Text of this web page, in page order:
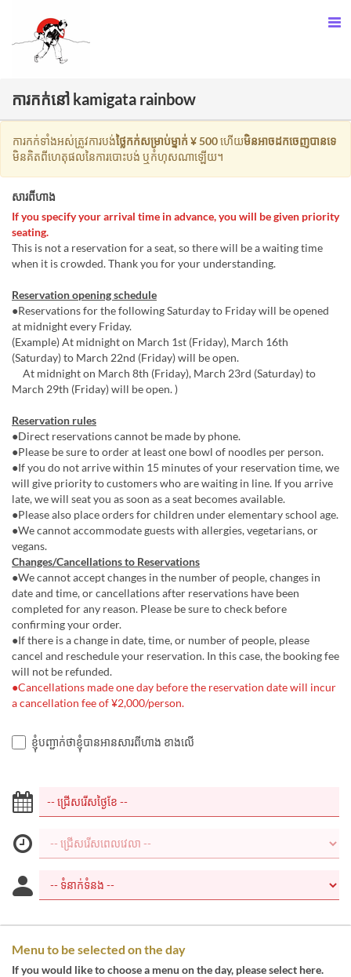
ការកក់នៅ kamigata rainbow
ការកក់ទាំងអស់ត្រូវការបង់ថ្លៃកក់សម្រាប់ម្នាក់ ¥ 500ហើយមិនអាចដកចេញបានទេ
មិនគិតពីហេតុផលនៃការបោះបង់ ឬកំហុសណាឡើយ។
សារពីហាង
If you specify your arrival time in advance, you will be given priority
seating.
This is not a reservation for a seat, so there will be a waiting time
when it is crowded. Thank you for your understanding.
Reservation opening schedule
●Reservations for the following Saturday to Friday will be opened
at midnight every Friday.
(Example) At midnight on March 1st (Friday), March 16th
(Saturday) to March 22nd (Friday) will be open.
At midnight on March 8th (Friday), March 23rd (Saturday) to
March 29th (Friday) will be open. )
Reservation rules
●Direct reservations cannot be made by phone.
●Please be sure to order at least one bowl of noodles per person.
●If you do not arrive within 15 minutes of your reservation time, we
will give priority to customers who are waiting in line. If you arrive
late, we will seat you as soon as a seat becomes available.
●Please also place orders for children under elementary school age.
●We cannot accommodate guests with allergies, vegetarians, or
vegans.
Changes/Cancellations to Reservations
●We cannot accept changes in the number of people, changes in
date and time, or cancellations after reservations have been
completed for any reason. Please be sure to check before
confirming your order.
●If there is a change in date, time, or number of people, please
cancel and reschedule your reservation. In this case, the booking fee
will not be refunded.
●Cancellations made one day before the reservation date will incur
a cancellation fee of ¥2,000/person.
ខ្ញុំបញ្ជាក់ថាខ្ញុំបានអានសារពីហាង ខាងលើ
Menu to be selected on the day
If you would like to choose a menu on the day, please select here.